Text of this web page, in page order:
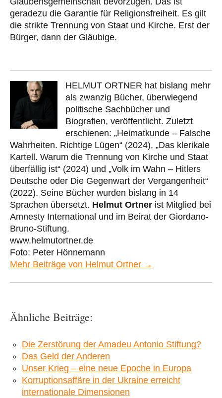
geradezu die Garantie für Religionsfreiheit. Es gilt
die strikte Trennung von Staat und Kirche. Erst der
Bürger, dann der Gläubige.
HELMUT ORTNER hat bislang mehr
als zwanzig Bücher, überwiegend
politische Sachbücher und
Biografien, veröffentlicht. Zuletzt
erschienen: „Heimatkunde – Falsche
Wahrheiten. Richtige Lügen“ (2024), „Das klerikale
Kartell. Warum die Trennung von Kirche und Staat
überfällig ist“ (2024) und „Volk im Wahn – Hitlers
Deutsche oder Die Gegenwart der Vergangenheit“
(2022). Seine Bücher wurden bislang in 14
Sprachen übersetzt. Helmut Ortner ist Mitglied bei
Amnesty International und im Beirat der Giordano-
Bruno-Stiftung.
www.helmutortner.de
Foto: Peter Hönnemann
Mehr Beiträge von Helmut Ortner →
Ähnliche Beiträge:
Die Zerstörung der Amadeu Antonio Stiftung?
Das Geld der Anderen
Unser Krieg – eine neue Epoche in Europa
Korruptionsaffäre in der Ukraine erreicht
internationale Dimensionen